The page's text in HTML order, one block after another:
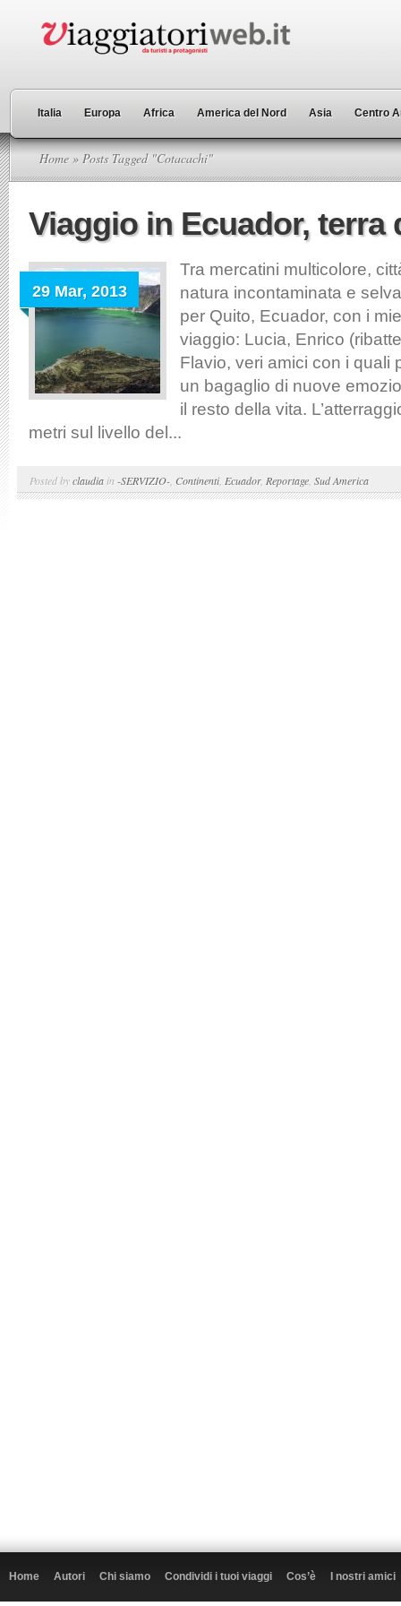
Italia Europa Africa America del Nord Asia Centro
Home » Posts Tagged "Cotacachi"
Viaggio in Ecuador, terra
29 Mar, 2013
Tra mercatini multicolore,
natura incontaminata e
per Quito, Ecuador, con i
viaggio: Lucia, Enrico
Flavio, veri amici con i quali
un bagaglio di nuove
il resto della vita.
metri sul livello del...
Posted byclaudia in -SERVIZIO- Continenti, Ecuador, Reportage Sud America
Home Autori Chi siamo Condividi i tuoi viaggi Cos’è I nostri amici